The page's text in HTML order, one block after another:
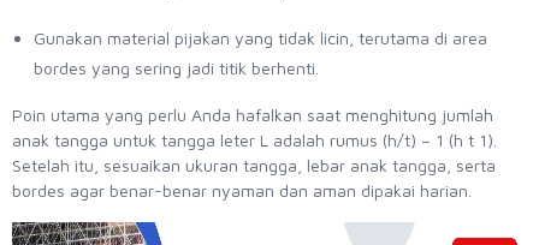
Gunakan material pijakan yang tidak licin, terutama di area
bordes yang sering jadi titik berhenti.
Poin utama yang perlu Anda hafalkan saat menghitung jumlah
anak tangga untuk tangga leter L adalah rumus (h/t) – 1 (h t 1).
Setelah itu, sesuaikan ukuran tangga, lebar anak tangga, serta
bordes agar benar-benar nyaman dan aman dipakai harian.